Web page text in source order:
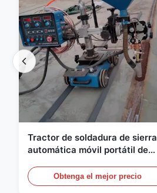
Tractor de soldadura de sierra
automática móvil portátil de
soldadura automático para
construcción naval
Obtenga el mejor precio